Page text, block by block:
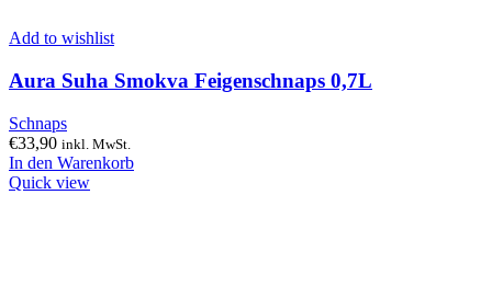
Add to wishlist
Aura Suha Smokva Feigenschnaps 0,7L
Schnaps
€33,90 inkl. MwSt.
In den Warenkorb
Quick view